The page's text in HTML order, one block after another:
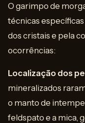
O garimpo de
técnicas
dos cristais e pela
ocorrências:
Localização dos
mineralizados
o manto de
feldspato e a mica,